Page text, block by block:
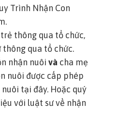
Trình Nhận Con
thông qua tổ chức,
qua tổ chức.
nhận nuôi và cha mẹ
nuôi được cấp phép
tại đây. Hoặc quý
với luật sư về nhận